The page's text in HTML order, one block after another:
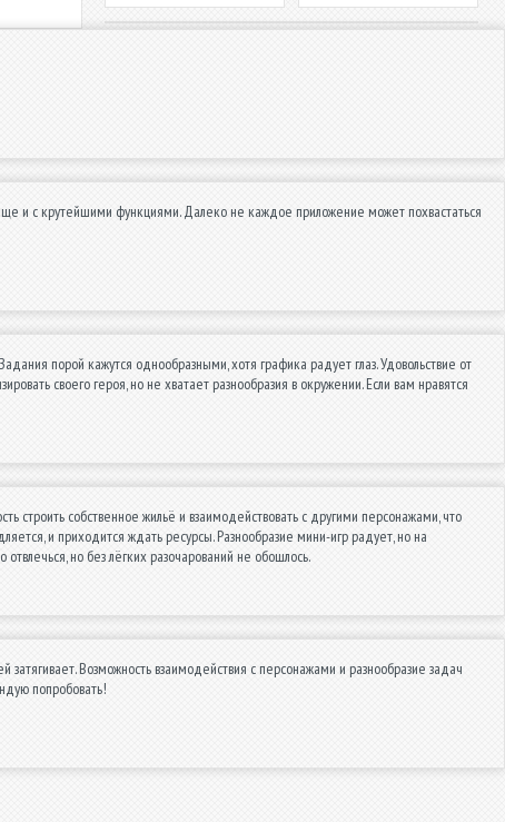
и с крутейшими функциями. Далеко не каждое приложение может похвастаться
порой кажутся однообразными, хотя графика радует глаз. Удовольствие от
своего героя, но не хватает разнообразия в окружении. Если вам нравятся
строить собственное жильё и взаимодействовать с другими персонажами, что
и приходится ждать ресурсы. Разнообразие мини-игр радует, но на
но без лёгких разочарований не обошлось.
Возможность взаимодействия с персонажами и разнообразие задач
попробовать!